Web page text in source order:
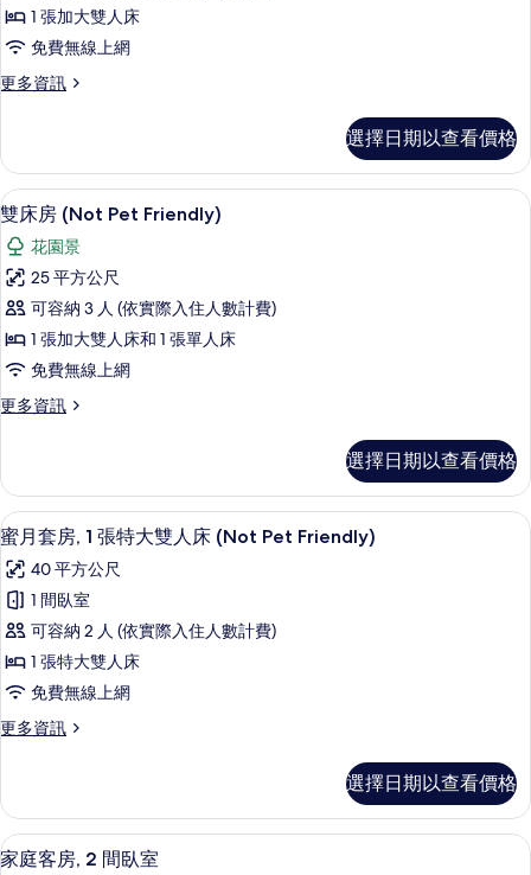
1
張
加
雙
人
床
(Not
Pet
Friendly)
的
所
相
1 張加大雙人床
免費無線上網
更多資訊
更
客
房,
1
張
加
大
雙
人
床
(Not
Pet
Friendly)
選擇日期以查看價格
顯
示
雙
床
房
(Not
Pet
Friendly)
有
相
片
雙床房 (Not Pet Friendly) | 書桌、筆
13
雙床房 (Not Pet Friendly)
花園景
25 平方公尺
可容納 3 人 (依實際入住人數計費)
1 張加大雙人床和 1 張單人床
免費無線上網
更多資訊
更
房
(Not
Pet
Friendly)
的
詳
情
選擇日期以查看價格
顯
示
蜜
月
套
房,
張
大
雙
人
蜜月套房, 1 張特大雙人床 (Not Pet
14
蜜月套房, 1 張特大雙人床 (Not Pet Friendly)
40 平方公尺
1 間臥室
可容納 2 人 (依實際入住人數計費)
1 張特大雙人床
免費無線上網
更多資訊
更
套
房,
1
選擇日期以查看價格
顯
家庭客房, 2 間臥室 | 書桌、筆電工作
8
家庭客房, 2 間臥室